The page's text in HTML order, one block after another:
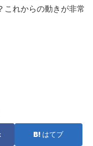
これからの動きが非常
はてブ